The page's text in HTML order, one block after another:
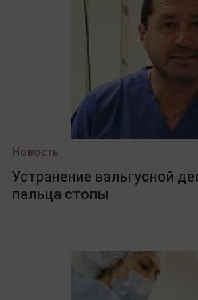
Новость
Устранение вальгусной
пальца стопы